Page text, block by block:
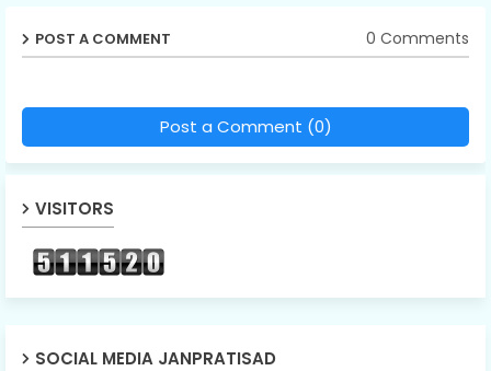
POST A COMMENT 0 Comments
Post a Comment (0)
VISITORS
SOCIAL MEDIA JANPRATISAD